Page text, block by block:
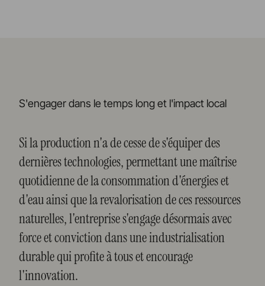
S'engager dans le temps long et l'impact local
Si la production n'a de cesse de s'équiper des
dernières technologies, permettant une maîtrise
quotidienne de la consommation d'énergies et
d'eau ainsi que la revalorisation de ces ressources
naturelles, l'entreprise s'engage désormais avec
force et conviction dans une industrialisation
durable qui profite à tous et encourage
l'innovation.